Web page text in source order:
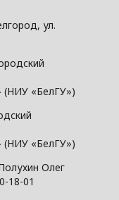
ул.
(НИУ «БелГУ»)
(НИУ «БелГУ»)
Олег
18-01